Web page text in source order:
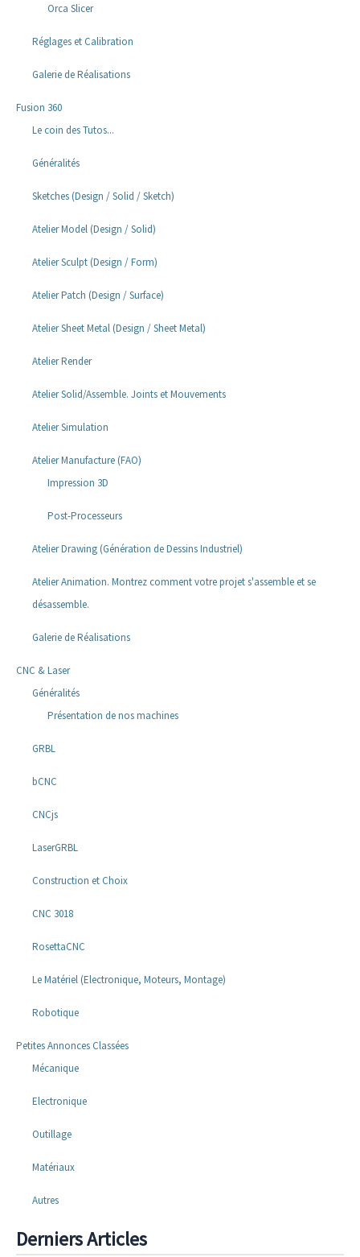
Orca Slicer
Réglages et Calibration
Galerie de Réalisations
Fusion 360
Le coin des Tutos...
Généralités
Sketches (Design / Solid / Sketch)
Atelier Model (Design / Solid)
Atelier Sculpt (Design / Form)
Atelier Patch (Design / Surface)
Atelier Sheet Metal (Design / Sheet Metal)
Atelier Render
Atelier Solid/Assemble. Joints et Mouvements
Atelier Simulation
Atelier Manufacture (FAO)
Impression 3D
Post-Processeurs
Atelier Drawing (Génération de Dessins Industriel)
Atelier Animation. Montrez comment votre projet s'assemble et se
désassemble.
Galerie de Réalisations
CNC & Laser
Généralités
Présentation de nos machines
GRBL
bCNC
CNCjs
LaserGRBL
Construction et Choix
CNC 3018
RosettaCNC
Le Matériel (Electronique, Moteurs, Montage)
Robotique
Petites Annonces Classées
Mécanique
Electronique
Outillage
Matériaux
Autres
Derniers Articles